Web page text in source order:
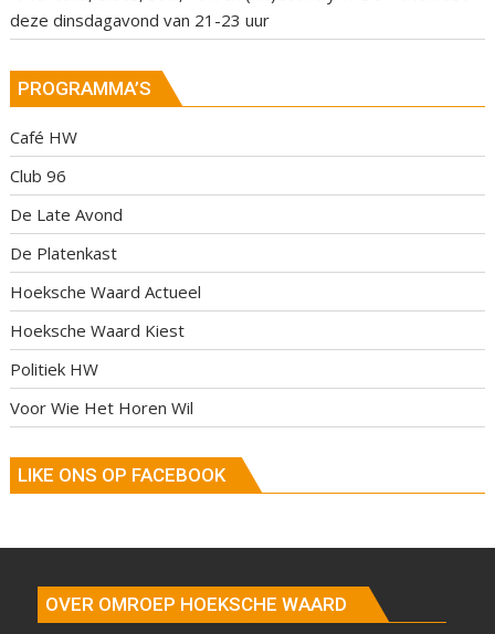
deze dinsdagavond van 21-23 uur
PROGRAMMA’S
Café HW
Club 96
De Late Avond
De Platenkast
Hoeksche Waard Actueel
Hoeksche Waard Kiest
Politiek HW
Voor Wie Het Horen Wil
LIKE ONS OP FACEBOOK
OVER OMROEP HOEKSCHE WAARD